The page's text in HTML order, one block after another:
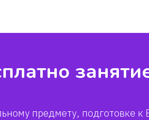
предмету, подготовке